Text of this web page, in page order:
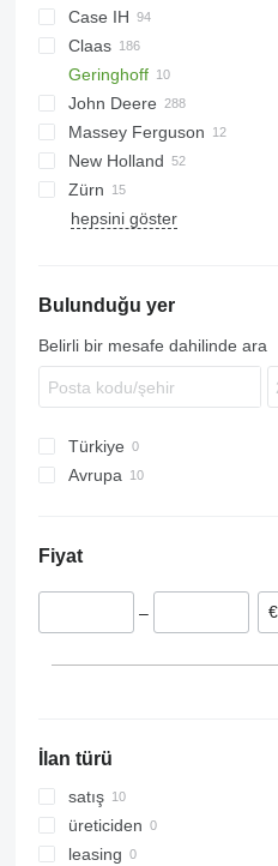
Crop Ranger
Spartan
Case IH
1020
1030
2020
TerraFlex
F-series
Claas
C-series
Cerio
Conspeed
Convio Flex
Corio
Direct Disc
Orbis
Vario
Geringhoff
HORIZON
John Deere
622R
625R
630F
630R
635F
635X
920
F-series
M-series
Big X
EasyCollect
XDisc
Massey Ferguson
New Holland
TX
Corn Champion
Zürn
Profi Cut
hepsini göster
Bulunduğu yer
Belirli bir mesafe dahilinde ara
Türkiye
Avrupa
Avusturya
Fiyat
–
İlan türü
satış
üreticiden
leasing